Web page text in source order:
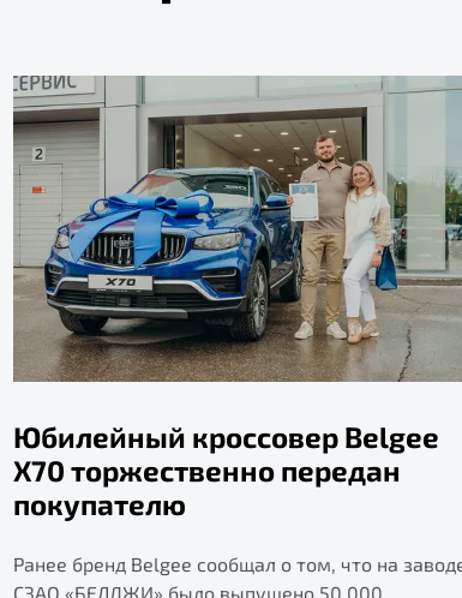
Юбилейный кроссовер Belgee
X70 торжественно передан
покупателю
Ранее бренд Belgee сообщал о том, что на
СЗАО «БЕЛДЖИ» было выпущено 50 000